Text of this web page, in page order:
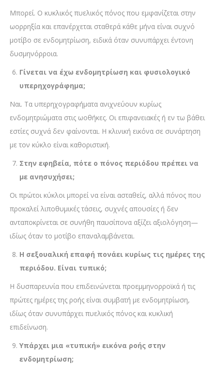
Μπορεί. Ο κυκλικός πυελικός πόνος που εμφανίζεται στην
ωορρηξία και επανέρχεται σταθερά κάθε μήνα είναι συχνό
μοτίβο σε ενδομητρίωση, ειδικά όταν συνυπάρχει έντονη
δυσμηνόρροια.
Γίνεται να έχω ενδομητρίωση και φυσιολογικό
υπερηχογράφημα;
Ναι. Τα υπερηχογραφήματα ανιχνεύουν κυρίως
ενδομητριώματα στις ωοθήκες. Οι επιφανειακές ή εν τω βάθει
εστίες συχνά δεν φαίνονται. Η κλινική εικόνα σε συνάρτηση
με τον κύκλο είναι καθοριστική.
Στην εφηβεία, πότε ο πόνος περιόδου πρέπει να
με ανησυχήσει;
Οι πρώτοι κύκλοι μπορεί να είναι ασταθείς, αλλά πόνος που
προκαλεί λιποθυμικές τάσεις, συχνές απουσίες ή δεν
ανταποκρίνεται σε συνήθη παυσίπονα αξίζει αξιολόγηση—
ιδίως όταν το μοτίβο επαναλαμβάνεται.
Η σεξουαλική επαφή πονάει κυρίως τις ημέρες της
περιόδου. Είναι τυπικό;
Η δυσπαρευνία που επιδεινώνεται προεμμηνορροϊκά ή τις
πρώτες ημέρες της ροής είναι συμβατή με ενδομητρίωση,
ιδίως όταν συνυπάρχει πυελικός πόνος και κυκλική
επιδείνωση.
Υπάρχει μια «τυπική» εικόνα ροής στην
ενδομητρίωση;